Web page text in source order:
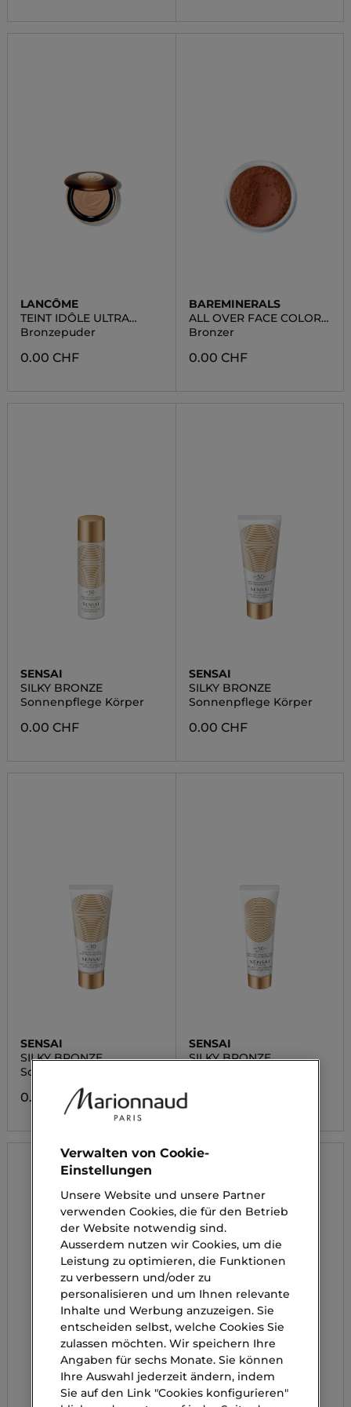
LANCÔME
TEINT IDÔLE ULTRA
WEAR BRONZER
Bronzepuder
0.00 CHF
BAREMINERALS
ALL OVER FACE COLOR -
LOOSE
Bronzer
0.00 CHF
SENSAI
SILKY BRONZE
Sonnenpflege Körper
0.00 CHF
SENSAI
SILKY BRONZE
Sonnenpflege Körper
0.00 CHF
SENSAI
SILKY BRONZE
Sonnenpflege Körper
0.00 CHF
SENSAI
SILKY BRONZE
Verwalten von Cookie-
Einstellungen
Unsere Website und unsere Partner
verwenden Cookies, die für den Betrieb
der Website notwendig sind.
Ausserdem nutzen wir Cookies, um die
Leistung zu optimieren, die Funktionen
zu verbessern und/oder zu
personalisieren und um Ihnen relevante
Inhalte und Werbung anzuzeigen. Sie
entscheiden selbst, welche Cookies Sie
zulassen möchten. Wir speichern Ihre
Angaben für sechs Monate. Sie können
Ihre Auswahl jederzeit ändern, indem
Sie auf den Link "Cookies konfigurieren"